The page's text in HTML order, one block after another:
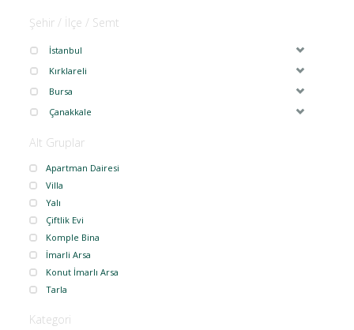
Şehir / İlçe / Semt
İstanbul
Kırklareli
Bursa
Çanakkale
Alt Gruplar
Apartman Dairesi
Villa
Yalı
Çiftlik Evi
Komple Bina
İmarli Arsa
Konut İmarlı Arsa
Tarla
Kategori